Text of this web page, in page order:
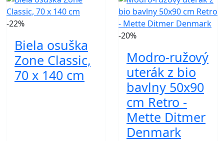
-22%
Biela osuška
Zone Classic,
70 x 140 cm
-20%
Modro-ružový
uterák z bio
bavlny 50x90
cm Retro -
Mette Ditmer
Denmark